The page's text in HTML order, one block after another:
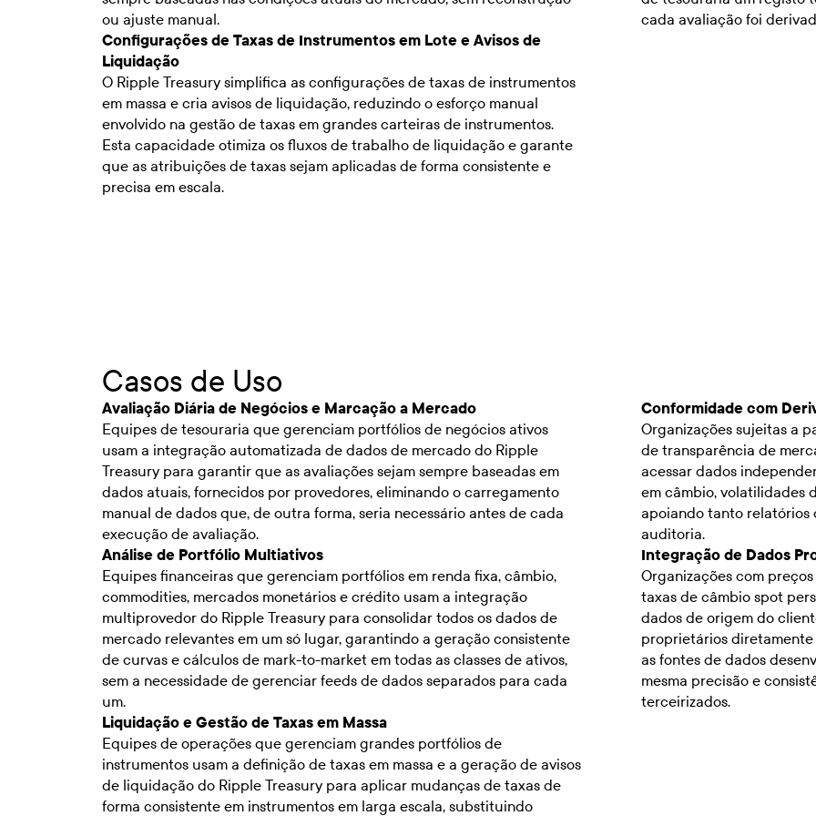
ou ajuste manual.
Configurações de Taxas de Instrumentos em Lote e Avisos de
Liquidação
O Ripple Treasury simplifica as configurações de taxas de instrumentos
em massa e cria avisos de liquidação, reduzindo o esforço manual
envolvido na gestão de taxas em grandes carteiras de instrumentos.
Esta capacidade otimiza os fluxos de trabalho de liquidação e garante
que as atribuições de taxas sejam aplicadas de forma consistente e
precisa em escala.
cada avaliação foi
Casos de Uso
Avaliação Diária de Negócios e Marcação a Mercado
Equipes de tesouraria que gerenciam portfólios de negócios ativos
usam a integração automatizada de dados de mercado do Ripple
Treasury para garantir que as avaliações sejam sempre baseadas em
dados atuais, fornecidos por provedores, eliminando o carregamento
manual de dados que, de outra forma, seria necessário antes de cada
execução de avaliação.
Análise de Portfólio Multiativos
Equipes financeiras que gerenciam portfólios em renda fixa, câmbio,
commodities, mercados monetários e crédito usam a integração
multiprovedor do Ripple Treasury para consolidar todos os dados de
mercado relevantes em um só lugar, garantindo a geração consistente
de curvas e cálculos de mark-to-market em todas as classes de ativos,
sem a necessidade de gerenciar feeds de dados separados para cada
um.
Liquidação e Gestão de Taxas em Massa
Equipes de operações que gerenciam grandes portfólios de
instrumentos usam a definição de taxas em massa e a geração de avisos
de liquidação do Ripple Treasury para aplicar mudanças de taxas de
forma consistente em instrumentos em larga escala, substituindo
Conformidade com
Organizações sujeitas a
de transparência de
acessar dados
em câmbio, volatilidades
apoiando tanto
auditoria.
Integração de Dados
Organizações com
taxas de câmbio spot
dados de origem do
proprietários
as fontes de dados
mesma precisão e
terceirizados.